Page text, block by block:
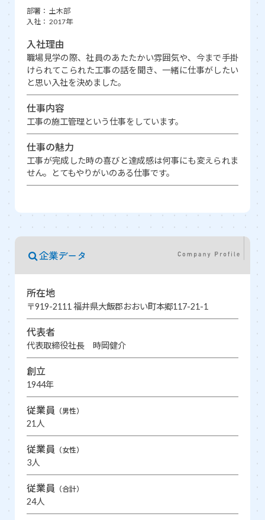
部署： 土木部
入社： 2017年
入社理由
職場見学の際、社員のあたたかい雰囲気や、今まで手掛
けられてこられた工事の話を聞き、一緒に仕事がしたい
と思い入社を決めました。
仕事内容
工事の施工管理という仕事をしています。
仕事の魅力
工事が完成した時の喜びと達成感は何事にも変えられま
せん。とてもやりがいのある仕事です。
企業データ
所在地
〒919-2111 福井県大飯郡おおい町本郷117-21-1
代表者
代表取締役社長 時岡健介
創立
1944年
従業員 （男性）
21人
従業員 （女性）
3人
従業員 （合計）
24人